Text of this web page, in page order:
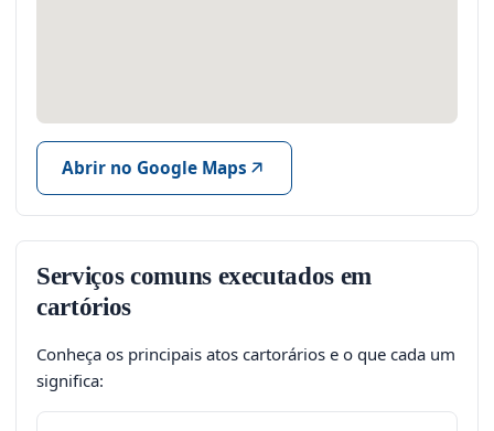
Abrir no Google Maps
Serviços comuns executados em
cartórios
Conheça os principais atos cartorários e o que cada um
significa: